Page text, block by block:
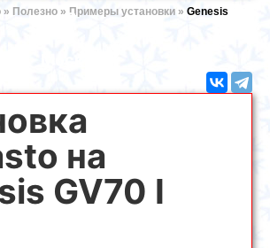
в
» Полезно » Примеры установки » Genesis
на
GV70 I